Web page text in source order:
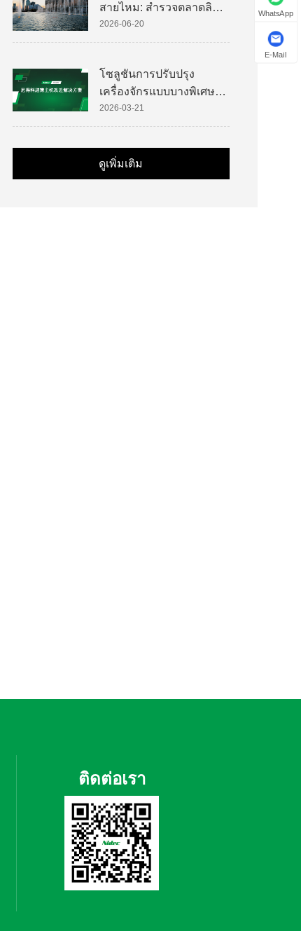
สายไหม: สำรวจตลาดลิฟต์
ของคาซัคสถาน
2026-06-20
โซลูชันการปรับปรุง
เครื่องจักรแบบบางพิเศษ
ของ Nidec
2026-03-21
ดูเพิ่มเติม
ติดต่อเรา
WhatsApp
E-Mail